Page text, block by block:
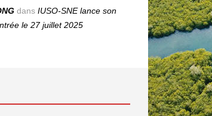
dansIUSO‑SNE lance son
le 27 juillet 2025